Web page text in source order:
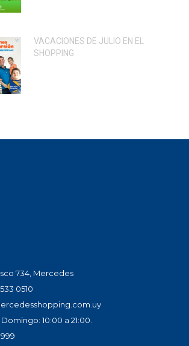
VACACIONES DE JULIO EN EL
SHOPPING
734, Mercedes
0510
10:00 a 21:00.